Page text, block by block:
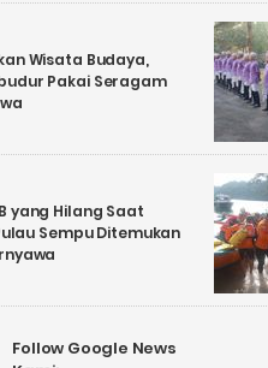
Wisata Budaya,
Pakai Seragam
yang Hilang Saat
Sempu Ditemukan
Follow Google News